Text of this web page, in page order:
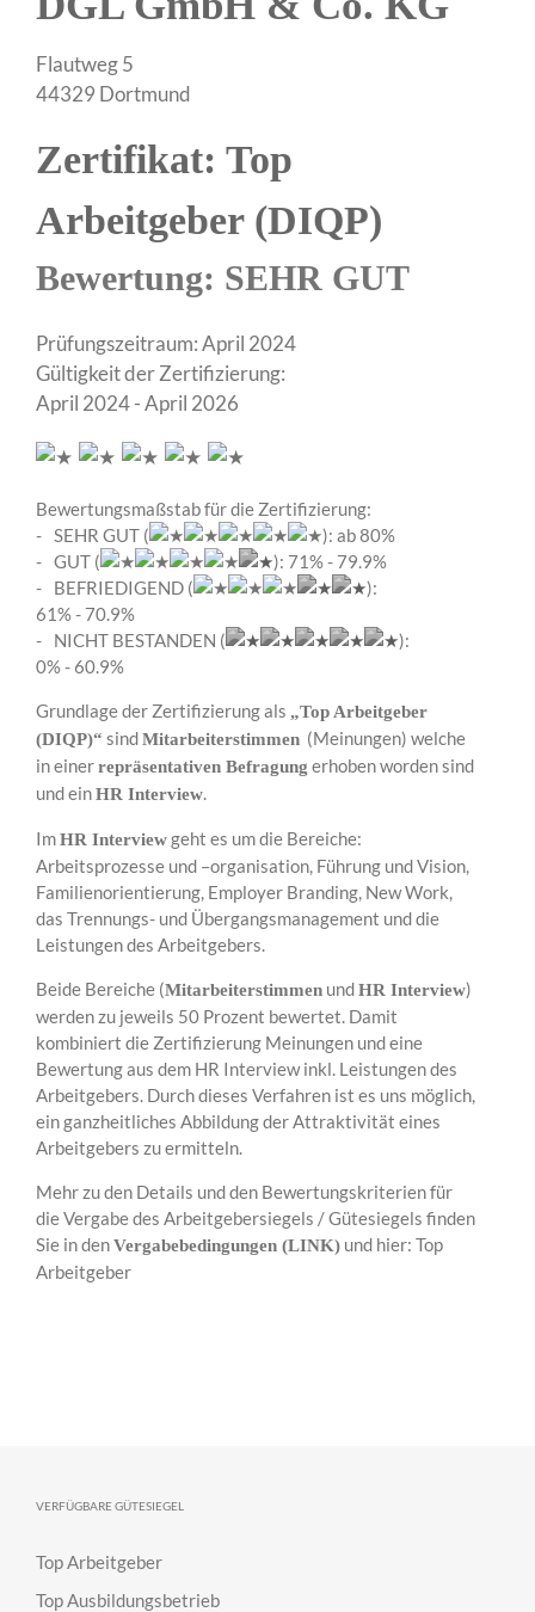
Flautweg 5
44329 Dortmund
Zertifikat: Top
Arbeitgeber (DIQP)
Bewertung: SEHR GUT
Prüfungszeitraum: April 2024
Gültigkeit der Zertifizierung:
April 2024 - April 2026
Bewertungsmaßstab für die Zertifizierung:
SEHR GUT (
): ab 80%
GUT (
): 71% - 79.9%
BEFRIEDIGEND (
):
61% - 70.9%
NICHT BESTANDEN (
):
0% - 60.9%
Grundlage der Zertifizierung als „Top Arbeitgeber
(DIQP)“ sindMitarbeiterstimmen (Meinungen) welche
in einerrepräsentativen Befragung erhoben worden sind
und einHR Interview.
ImHR Interviewgeht es um die Bereiche:
Arbeitsprozesse und –organisation, Führung und Vision,
Familienorientierung, Employer Branding, New Work,
das Trennungs- und Übergangsmanagement und die
Leistungen des Arbeitgebers.
Beide Bereiche (Mitarbeiterstimmen undHR Interview)
werden zu jeweils 50 Prozent bewertet. Damit
kombiniert die Zertifizierung Meinungen und eine
Bewertung aus dem HR Interview inkl. Leistungen des
Arbeitgebers. Durch dieses Verfahren ist es uns möglich,
ein ganzheitliches Abbildung der Attraktivität eines
Arbeitgebers zu ermitteln.
Mehr zu den Details und den Bewertungskriterien für
die Vergabe des Arbeitgebersiegels / Gütesiegels finden
Sie in denVergabebedingungen (LINK) und hier: Top
Arbeitgeber
VERFÜGBARE GÜTESIEGEL
Top Arbeitgeber
Top Ausbildungsbetrieb